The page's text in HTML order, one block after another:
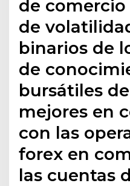
de
de
binarios de
de
bursátiles
mejores en
con las
forex en
las cuentas